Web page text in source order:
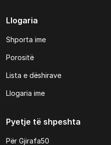
Llogaria
Shporta ime
Porositë
Lista e dëshirave
Llogaria ime
Pyetje të shpeshta
Për Gjirafa50